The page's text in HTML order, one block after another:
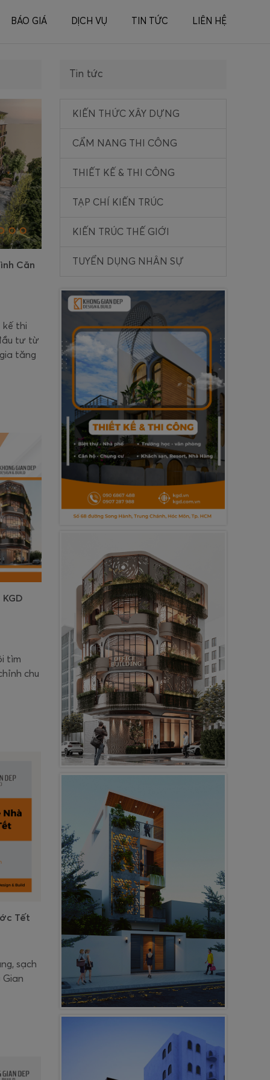
BÁO GIÁ DỊCH VỤ TIN TỨC LIÊN HỆ
Tin tức
KIẾN THỨC XÂY DỰNG
CẨM NANG THI CÔNG
THIẾT KẾ & THI CÔNG
TẠP CHÍ KIẾN TRÚC
KIẾN TRÚC THẾ GIỚI
TUYỂN DỤNG NHÂN SỰ
Căn
kế thi
tư từ
tăng
tìm
chu
Tết
sạch
Gian